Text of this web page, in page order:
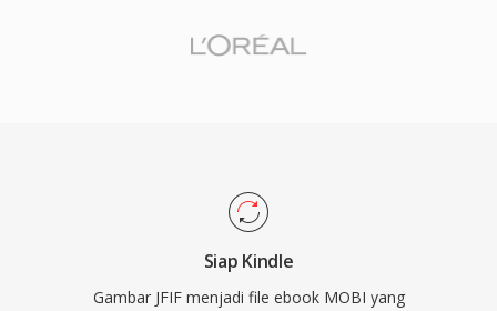
Siap Kindle
Gambar JFIF menjadi file ebook MOBI yang